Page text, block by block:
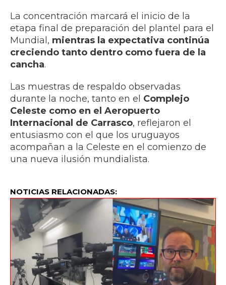
La concentración marcará el inicio de la
etapa final de preparación del plantel para el
Mundial, mientras la expectativa continúa
creciendo tanto dentro como fuera de la
cancha.
Las muestras de respaldo observadas
durante la noche, tanto en el Complejo
Celeste como en el Aeropuerto
Internacional de Carrasco, reflejaron el
entusiasmo con el que los uruguayos
acompañan a la Celeste en el comienzo de
una nueva ilusión mundialista.
NOTICIAS RELACIONADAS: